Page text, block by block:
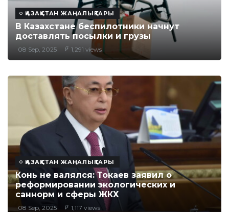
ҚАЗАҚСТАН ЖАҢАЛЫҚТАРЫ
В Казахстане беспилотники начнут
доставлять посылки и грузы
08 Sep, 2025 1,291 views
ҚАЗАҚСТАН ЖАҢАЛЫҚТАРЫ
Конь не валялся: Токаев заявил о
реформировании экологических и
саннорм и сферы ЖКХ
08 Sep, 2025 1,117 views